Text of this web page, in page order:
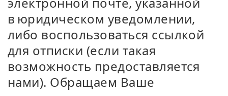
в юридическом уведомлении,
либо воспользоваться ссылкой
для отписки (если такая
возможность предоставляется
нами). Обращаем Ваше